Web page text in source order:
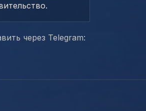
через Telegram: